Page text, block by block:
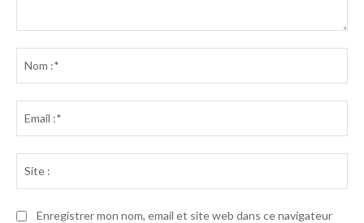
Enregistrer mon nom, email et site web dans ce navigateur